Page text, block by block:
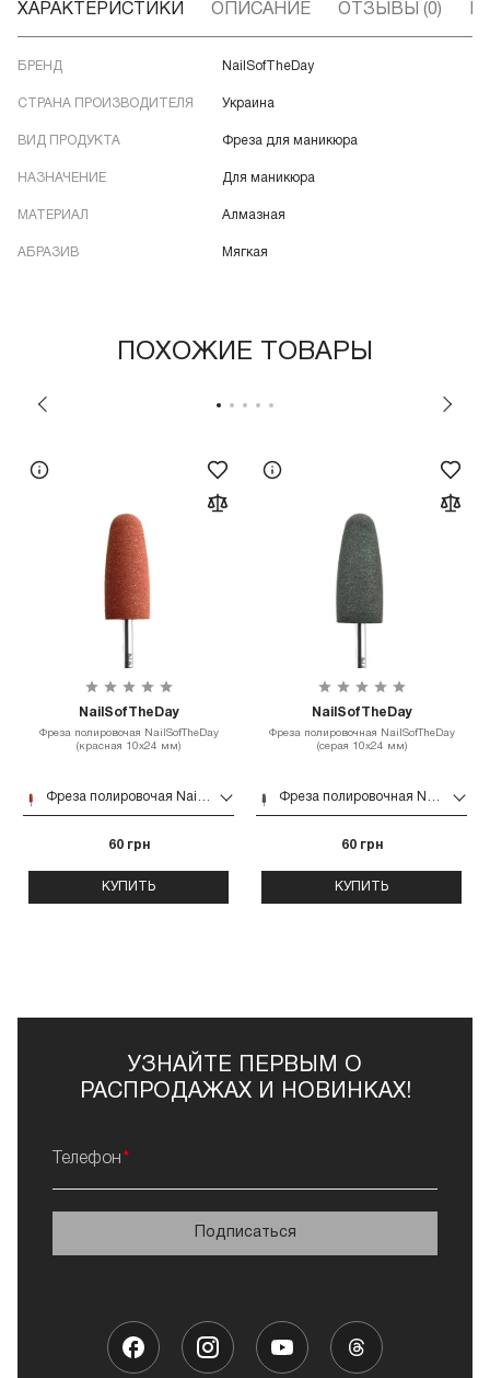
ХАРАКТЕРИСТИКИ ОПИСАНИЕ ОТЗЫВЫ (0)
БРЕНД NailSofTheDay
СТРАНА ПРОИЗВОДИТЕЛЯ Украина
ВИД ПРОДУКТА Фреза для маникюра
НАЗНАЧЕНИЕ Для маникюра
МАТЕРИАЛ Алмазная
АБРАЗИВ Мягкая
ПОХОЖИЕ ТОВАРЫ
NailSofTheDay
Фреза полировочая NailSofTheDay
(красная 10х24 мм)
Фреза полировочая NailSofTheDay (красная 10х24 мм)
60 грн
КУПИТЬ
NailSofTheDay
Фреза полировочная NailSofTheDay
(серая 10х24 мм)
Фреза полировочная NailSofTheDay (серая 10х24 мм)
60 грн
КУПИТЬ
УЗНАЙТЕ ПЕРВЫМ О
РАСПРОДАЖАХ И НОВИНКАХ!
Телефон
Подписаться